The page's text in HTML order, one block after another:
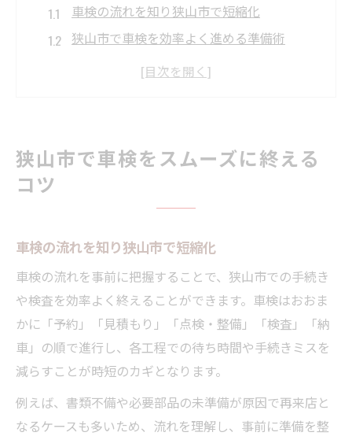
車検の流れを知り狭山市で短縮化
狭山市で車検を効率よく進める準備術
車検の予約活用で待ち時間を減らす方法
短時間車検の全体の流れと注意点
予約なしでも早い車検が受けられる仕組み
車検に必要な書類と事前準備のコツ
即日対応の車検が実現する理由とは
即日車検が可能な狭山市の特徴とは
車検の流れが短縮されるサービスの秘密
効率重視の車検サービスが増える背景
狭山市で車検をスムーズに終える
コツ
車検の流れを知り狭山市で短縮化
車検の流れを事前に把握することで、狭山市での手続き
や検査を効率よく終えることができます。車検はおおま
かに「予約」「見積もり」「点検・整備」「検査」「納
車」の順で進行し、各工程での待ち時間や手続きミスを
減らすことが時短のカギとなります。
例えば、書類不備や必要部品の未準備が原因で再来店と
なるケースも多いため、流れを理解し、事前に準備を整